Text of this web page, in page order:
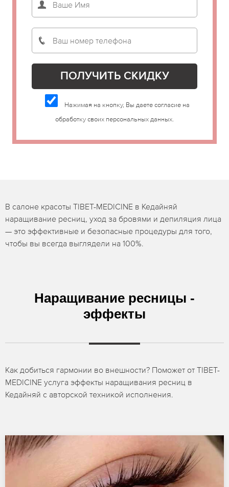
Нажимая на кнопку, Вы даете согласие на
обработку своих персональных данных.
В салоне красоты TIBET-MEDICINE в Кедайняй
наращивание ресниц, уход за бровями и депиляция лица
— это эффективные и безопасные процедуры для того,
чтобы вы всегда выглядели на 100%.
Наращивание ресницы -
эффекты
Как добиться гармонии во внешности? Поможет от TIBET-
MEDICINE услуга эффекты наращивания ресниц в
Кедайняй с авторской техникой исполнения.